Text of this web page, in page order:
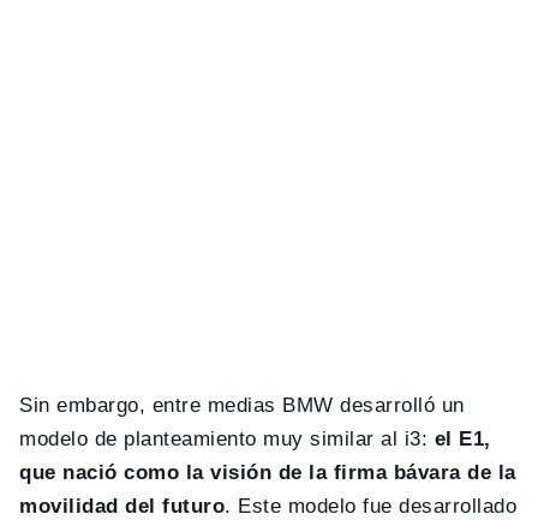
Sin embargo, entre medias BMW desarrolló un
modelo de planteamiento muy similar al i3: el E1,
que nació como la visión de la firma bávara de la
movilidad del futuro. Este modelo fue desarrollado